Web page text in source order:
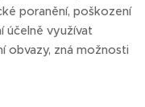
poranění, poškození
účelně využívat
obvazy, zná možnosti